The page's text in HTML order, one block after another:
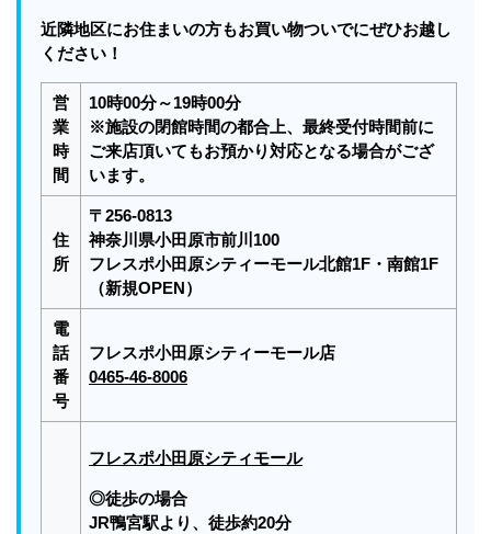
近隣地区にお住まいの方もお買い物ついでにぜひお越し
ください！
営
業
時
間
10時00分～19時00分
※施設の閉館時間の都合上、最終受付時間前に
ご来店頂いてもお預かり対応となる場合がござ
います。
住
所
〒256-0813
神奈川県小田原市前川100
フレスポ小田原シティーモール北館1F・南館1F
（新規OPEN）
電
話
番
号
フレスポ小田原シティーモール店
0465-46-8006
フレスポ小田原シティモール
◎徒歩の場合
JR鴨宮駅より、徒歩約20分